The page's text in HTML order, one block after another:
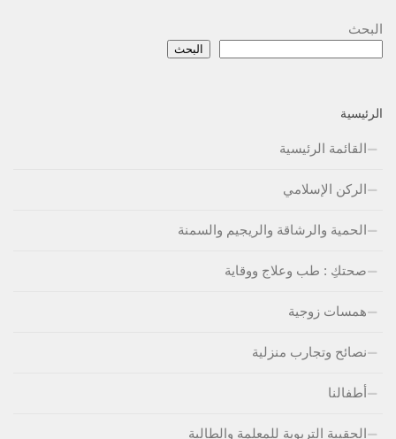
البحث
البحث
الرئيسية
القائمة الرئيسية
الركن الإسلامي
الحمية والرشاقة والريجيم والسمنة
صحتكِ : طب وعلاج ووقاية
همسات زوجية
نصائح وتجارب منزلية
أطفالنا
الحقيبة التربوية للمعلمة والطالبة